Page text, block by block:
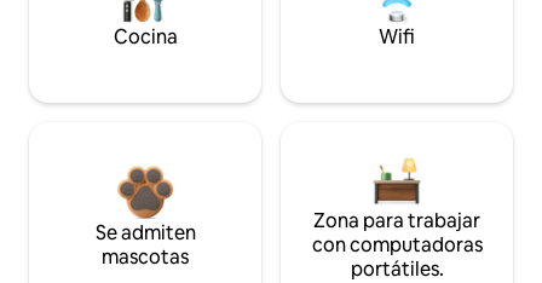
Cocina Wifi
Se admiten
mascotas
Zona para trabajar
con computadoras
portátiles.